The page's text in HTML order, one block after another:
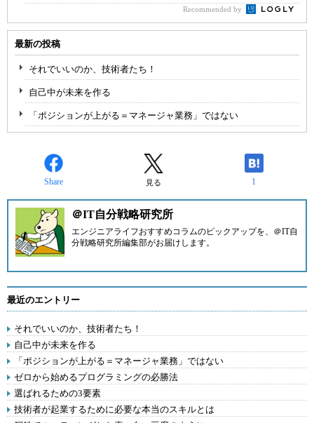
Recommended by
最新の投稿
それでいいのか、技術者たち！
自己中が未来を作る
「ポジションが上がる＝マネージャ業務」ではない
Share 見る 1
＠IT自分戦略研究所
エンジニアライフおすすめコラムのピックアップを、 ＠IT自
分戦略研究所編集部がお届けします。
最近のエントリー
それでいいのか、技術者たち！
自己中が未来を作る
「ポジションが上がる＝マネージャ業務」ではない
ゼロから始めるプログラミングの必勝法
選ばれるための3要素
技術者が起業するために必要な本当のスキルとは